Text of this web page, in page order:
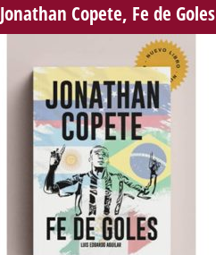
Jonathan Copete, Fe de Goles